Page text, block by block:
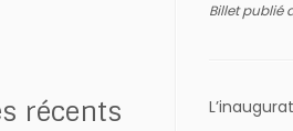
récents
Billet publié